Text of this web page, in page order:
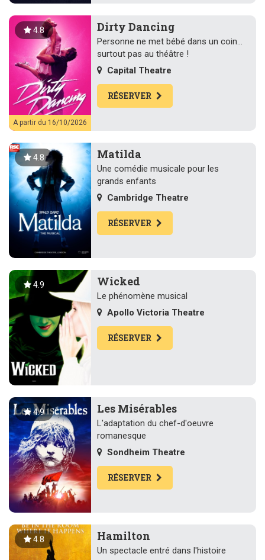
4.8
A partir du 16/10/2026
Dirty Dancing
Personne ne met bébé dans un coin...
surtout pas au théâtre !
Capital Theatre
RÉSERVER
4.8 Matilda
Une comédie musicale pour les
grands enfants
Cambridge Theatre
RÉSERVER
4.9 Wicked
Le phénomène musical
Apollo Victoria Theatre
RÉSERVER
4.9 Les Misérables
L'adaptation du chef-d'oeuvre
romanesque
Sondheim Theatre
RÉSERVER
4.8 Hamilton
Un spectacle entré dans l'histoire